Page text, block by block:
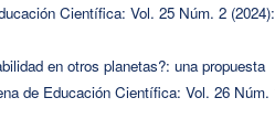
Científica: Vol. 25 Núm. 2
en otros planetas?: una propuesta
de Educación Científica: Vol. 26 Núm.